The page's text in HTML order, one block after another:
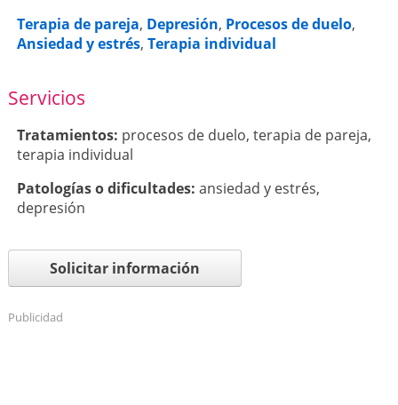
Terapia de pareja, Depresión, Procesos de duelo,
Ansiedad y estrés, Terapia individual
Servicios
Tratamientos: procesos de duelo, terapia de pareja,
terapia individual
Patologí­as o dificultades: ansiedad y estrés,
depresión
Solicitar información
Publicidad